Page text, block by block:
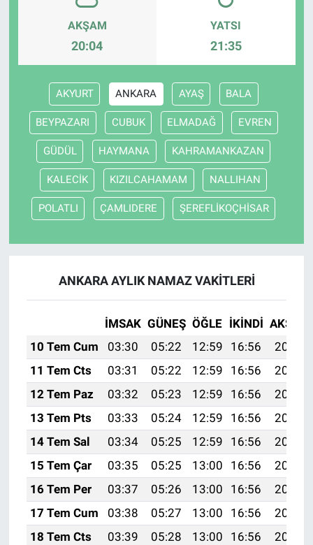
AKŞAM
20:04
YATSI
21:35
AKYURT ANKARA AYAŞ BALA
BEYPAZARI CUBUK ELMADAĞ EVREN
GÜDÜL HAYMANA KAHRAMANKAZAN
KALECİK KIZILCAHAMAM NALLIHAN
POLATLI ÇAMLIDERE ŞEREFLİKOÇHİSAR
ANKARA AYLIK NAMAZ VAKITLERI
İMSAK GÜNEŞ ÖĞLE İKINDI AKŞAM
10 Tem Cum
03:30 05:22 12:59 16:56
20:26
11 Tem Cts
03:31 05:22 12:59 16:56
20:26
12 Tem Paz
03:32 05:23 12:59 16:56
20:25
13 Tem Pts
03:33 05:24 12:59 16:56
20:25
14 Tem Sal
03:34 05:25 12:59 16:56
20:24
15 Tem Çar
03:35 05:25 13:00 16:56
20:24
16 Tem Per
03:37 05:26 13:00 16:56
20:23
17 Tem Cum
03:38 05:27 13:00 16:56
20:23
18 Tem Cts
03:39 05:28 13:00 16:56
20:22